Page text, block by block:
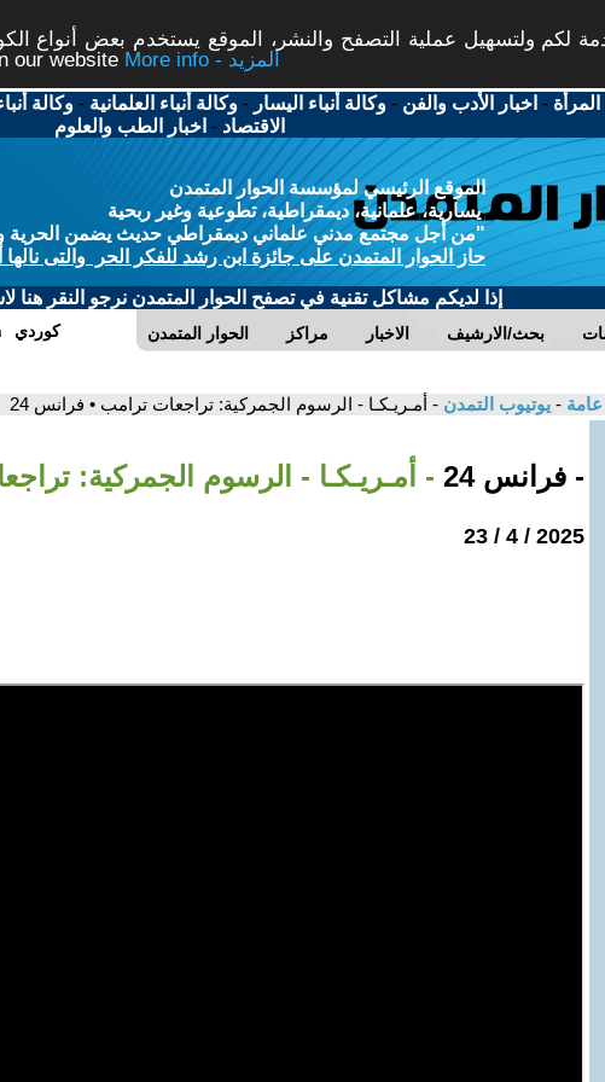
لكم ولتسهيل عملية التصفح والنشر، الموقع يستخدم بعض أنواع
our website
More info - المزيد
المرأة - اخبار الأدب والفن -وكالة أنباء اليسار -وكالة أنباء العلمانية -وكالة
الاقتصاد - اخبار الطب والعلوم
الموقع الرئيسي لمؤسسة الحوار المتمدن
يسارية، علمانية، ديمقراطية، تطوعية وغير ربحية
"من أجل مجتمع مدني علماني ديمقراطي حديث يضمن الحرية
حاز الحوار المتمدن على جائزة ابن رشد للفكر الحر والتى نالها
إذا لديكم مشاكل تقنية في تصفح الحوار المتمدن نرجو النقر هنا
الحوار المتمدن مراكز الاخبار بحث/الارشيف كوردي
عامة - يوتيوب التمدن - أمـريـكـا - الرسوم الجمركية: تراجعات ترامب • فرانس 24
- فرانس 24 - أمـريـكـا - الرسوم الجمركية:
2025 / 4 / 23